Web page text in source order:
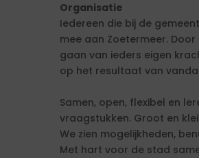
Organisatie
Iedereen die bij de
mee aan Zoetermeer.
gaan van ieders eigen
op het resultaat van
Samen, open, flexibel en
vraagstukken. Groot en
We zien mogelijkheden,
Met hart voor de stad